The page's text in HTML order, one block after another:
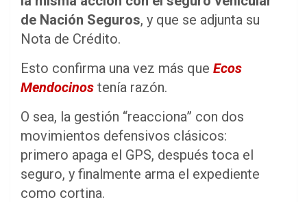
de Nación Seguros, y que se adjunta su
Nota de Crédito.
Esto confirma una vez más que Ecos
Mendocinos tenía razón.
O sea, la gestión “reacciona” con dos
movimientos defensivos clásicos:
primero apaga el GPS, después toca el
seguro, y finalmente arma el expediente
como cortina.